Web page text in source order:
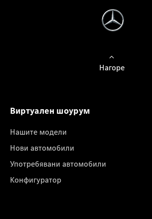
Нагоре
Виртуален шоурум
Нашите модели
Нови автомобили
Употребявани автомобили
Конфигуратор